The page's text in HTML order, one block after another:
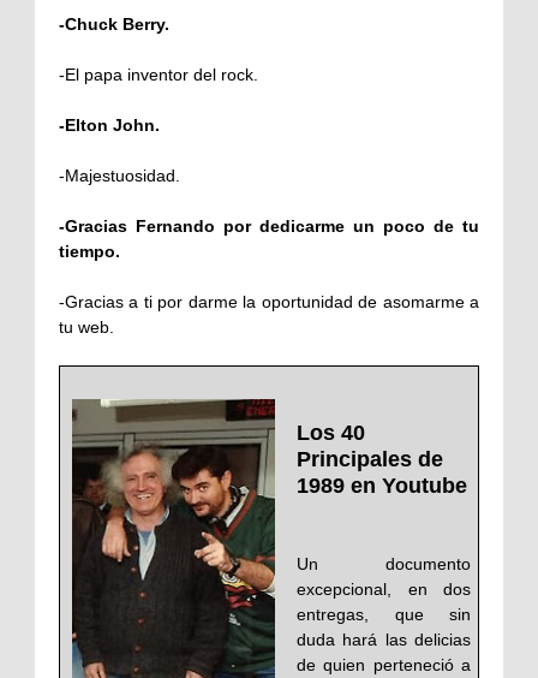
-Chuck Berry.
-El papa inventor del rock.
-Elton John.
-Majestuosidad.
-Gracias Fernando por dedicarme un poco de tu
tiempo.
-Gracias a ti por darme la oportunidad de asomarme a
tu web.
Los 40
Principales de
1989 en Youtube
Un documento
excepcional, en dos
entregas, que sin
duda hará las delicias
de quien perteneció a